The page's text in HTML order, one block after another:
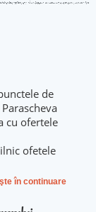
de
cu ofertele
ofetele
în continuare